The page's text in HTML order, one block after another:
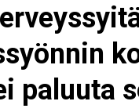
paluuta